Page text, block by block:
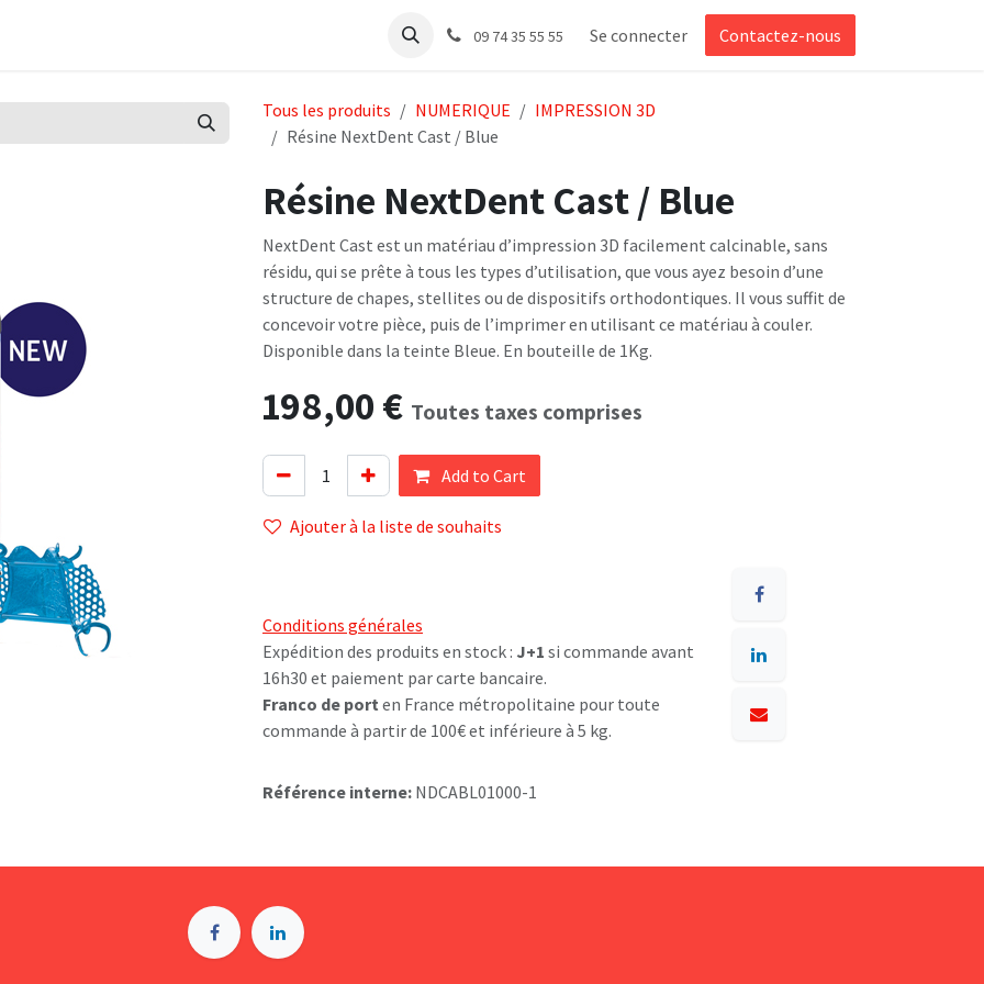
Support09 74 35 55 55 Se connecter Contactez-nous
Tous les produits NUMERIQUE
IMPRESSION 3D
Résine NextDent Cast / Blue
Résine NextDent Cast / Blue
NextDent Cast est un matériau d’impression 3D facilement calcinable, sans
résidu, qui se prête à tous les types d’utilisation, que vous ayez besoin d’une
structure de chapes, stellites ou de dispositifs orthodontiques. Il vous suffit de
concevoir votre pièce, puis de l’imprimer en utilisant ce matériau à couler.
Disponible dans la teinte Bleue. En bouteille de 1Kg.
198,00€ Toutes taxes comprises
Add to Cart
Ajouter à la liste de souhaits
Conditions générales
Expédition des produits en stock : J+1 si commande avant
16h30 et paiement par carte bancaire.
Franco de port en France métropolitaine pour toute
commande à partir de 100€ et inférieure à 5 kg.
Référence interne: NDCABL01000-1